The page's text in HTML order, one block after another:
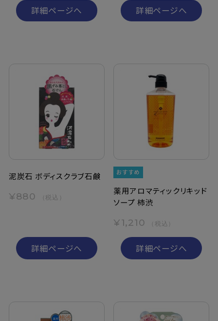
詳細ページへ 詳細ページへ
泥炭石 ボディスクラブ石鹸
¥880 （税込）
詳細ページへ
薬用アロマティックリキッド
ソープ 柿渋
¥1,210 （税込）
詳細ページへ